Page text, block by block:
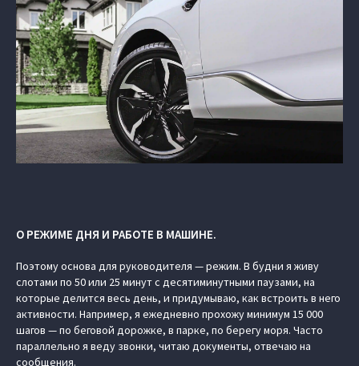
О РЕЖИМЕ ДНЯ И РАБОТЕ В МАШИНЕ.
Поэтому основа для руководителя — режим. В будни я живу
слотами по 50 или 25 минут с десятиминутными паузами, на
которые делится весь день, и придумываю, как встроить в него
активности. Например, я ежедневно прохожу минимум 15 000
шагов — по беговой дорожке, в парке, по берегу моря. Часто
параллельно я веду звонки, читаю документы, отвечаю на
сообщения.